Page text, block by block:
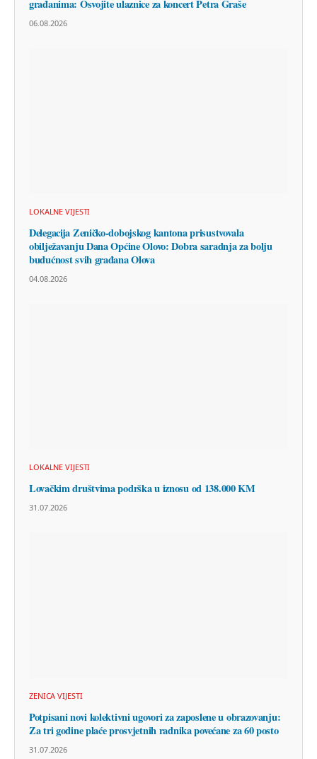
građanima: Osvojite ulaznice za koncert Petra Graše
06.08.2026
LOKALNE VIJESTI
Delegacija Zeničko-dobojskog kantona prisustvovala
obilježavanju Dana Općine Olovo: Dobra saradnja za bolju
budućnost svih građana Olova
04.08.2026
LOKALNE VIJESTI
Lovačkim društvima podrška u iznosu od 138.000 KM
31.07.2026
ZENICA VIJESTI
Potpisani novi kolektivni ugovori za zaposlene u obrazovanju:
Za tri godine plaće prosvjetnih radnika povećane za 60 posto
31.07.2026